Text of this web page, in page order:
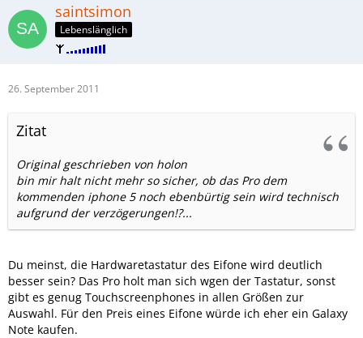
saintsimon
Lebenslänglich
26. September 2011
Zitat
Original geschrieben von holon
bin mir halt nicht mehr so sicher, ob das Pro dem
kommenden iphone 5 noch ebenbürtig sein wird technisch
aufgrund der verzögerungen!?...
Du meinst, die Hardwaretastatur des Eifone wird deutlich
besser sein? Das Pro holt man sich wgen der Tastatur, sonst
gibt es genug Touchscreenphones in allen Größen zur
Auswahl. Für den Preis eines Eifone würde ich eher ein Galaxy
Note kaufen.